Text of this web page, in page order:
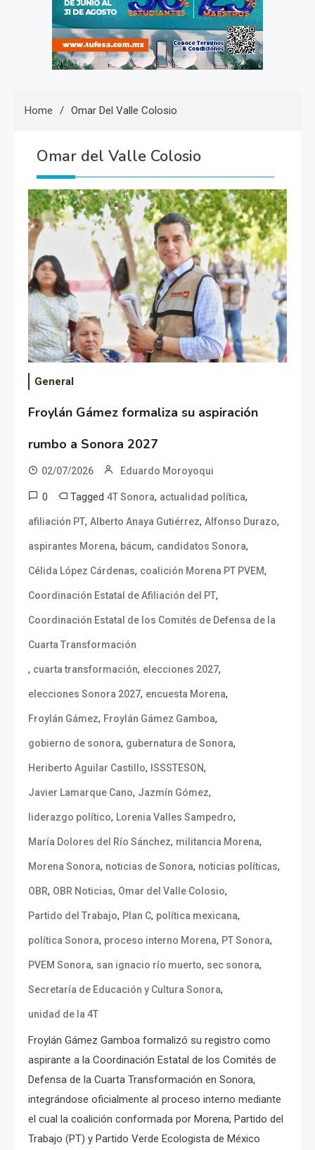
Home Omar Del Valle Colosio
Omar del Valle Colosio
General
Froylán Gámez formaliza su aspiración
rumbo a Sonora 2027
02/07/2026 Eduardo Moroyoqui
0 Tagged 4T Sonora, actualidad política,
afiliación PT, Alberto Anaya Gutiérrez, Alfonso Durazo,
aspirantes Morena, bácum, candidatos Sonora,
Célida López Cárdenas, coalición Morena PT PVEM,
Coordinación Estatal de Afiliación del PT,
Coordinación Estatal de los Comités de Defensa de la
Cuarta Transformación
, cuarta transformación, elecciones 2027,
elecciones Sonora 2027, encuesta Morena,
Froylán Gámez, Froylán Gámez Gamboa,
gobierno de sonora, gubernatura de Sonora,
Heriberto Aguilar Castillo, ISSSTESON,
Javier Lamarque Cano, Jazmín Gómez,
liderazgo político, Lorenia Valles Sampedro,
María Dolores del Río Sánchez, militancia Morena,
Morena Sonora, noticias de Sonora, noticias políticas,
OBR, OBR Noticias, Omar del Valle Colosio,
Partido del Trabajo, Plan C, política mexicana,
política Sonora, proceso interno Morena, PT Sonora,
PVEM Sonora, san ignacio río muerto, sec sonora,
Secretaría de Educación y Cultura Sonora,
unidad de la 4T
Froylán Gámez Gamboa formalizó su registro como
aspirante a la Coordinación Estatal de los Comités de
Defensa de la Cuarta Transformación en Sonora,
integrándose oficialmente al proceso interno mediante
el cual la coalición conformada por Morena, Partido del
Trabajo (PT) y Partido Verde Ecologista de México